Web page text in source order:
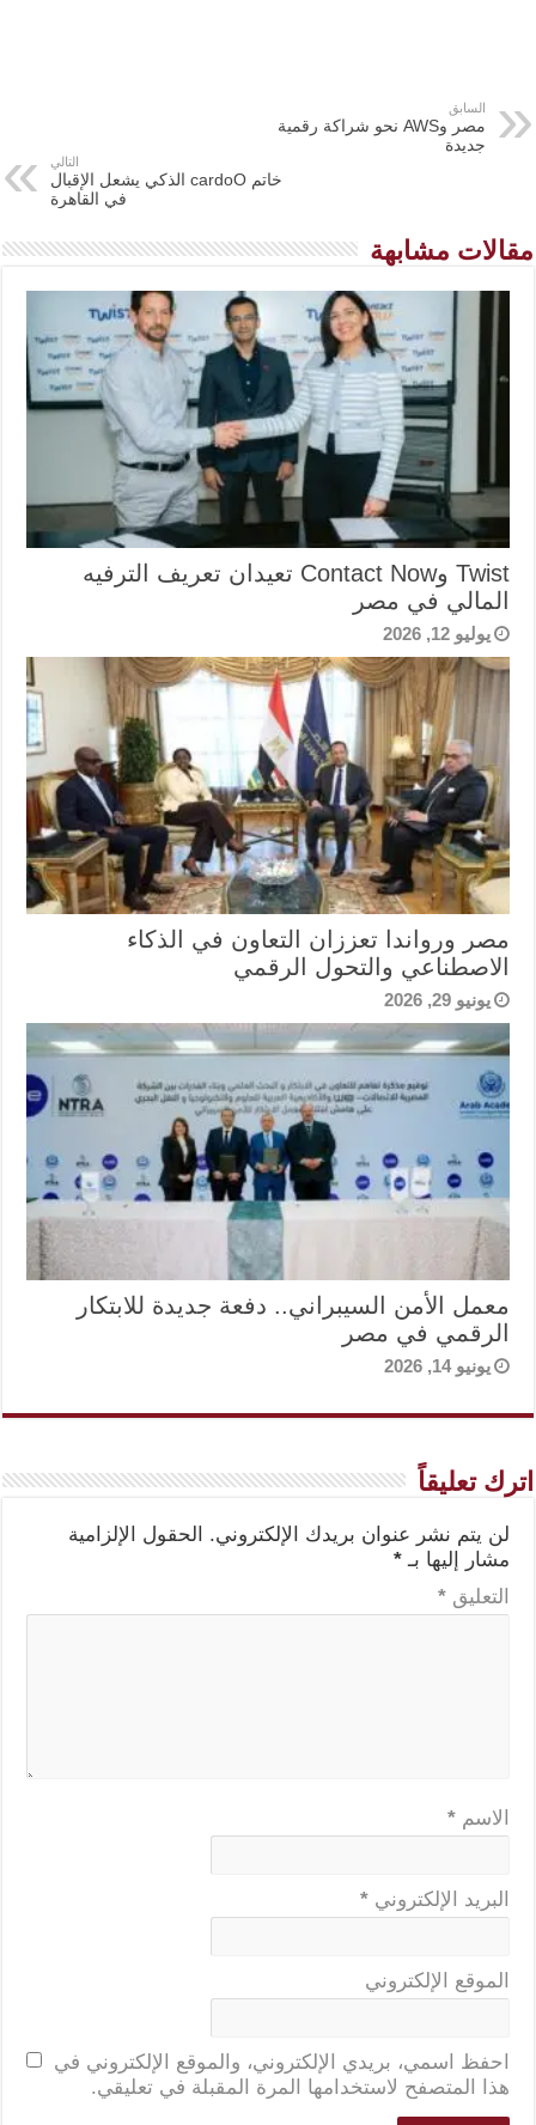
السابق
مصر وAWS نحو شراكة رقمية
جديدة
التالي
خاتم cardoO الذكي يشعل الإقبال
في القاهرة
مقالات مشابهة
Twist وContact Now تعيدان تعريف الترفيه
المالي في مصر
يوليو 12, 2026
مصر ورواندا تعززان التعاون في الذكاء
الاصطناعي والتحول الرقمي
يونيو 29, 2026
معمل الأمن السيبراني.. دفعة جديدة للابتكار
الرقمي في مصر
يونيو 14, 2026
اترك تعليقاً
لن يتم نشر عنوان بريدك الإلكتروني.
الحقول الإلزامية
مشار إليها بـ *
التعليق *
الاسم *
البريد الإلكتروني *
الموقع الإلكتروني
احفظ اسمي، بريدي الإلكتروني، والموقع الإلكتروني في
هذا المتصفح لاستخدامها المرة المقبلة في تعليقي.